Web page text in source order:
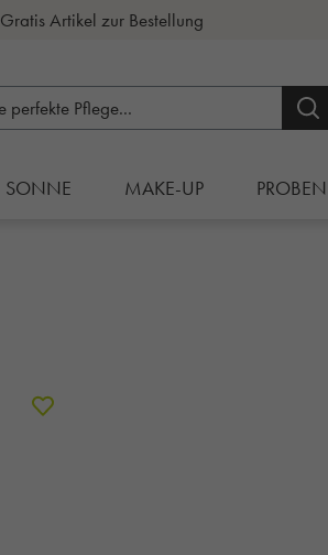
Kauf auf Rechnung
SONNE MAKE-UP PROBEN